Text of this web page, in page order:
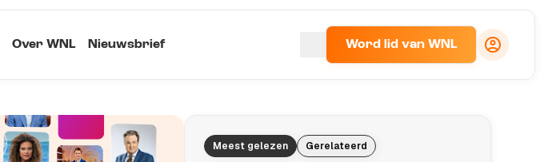
Over WNL Nieuwsbrief Word lid van WNL
Meest gelezen Gerelateerd